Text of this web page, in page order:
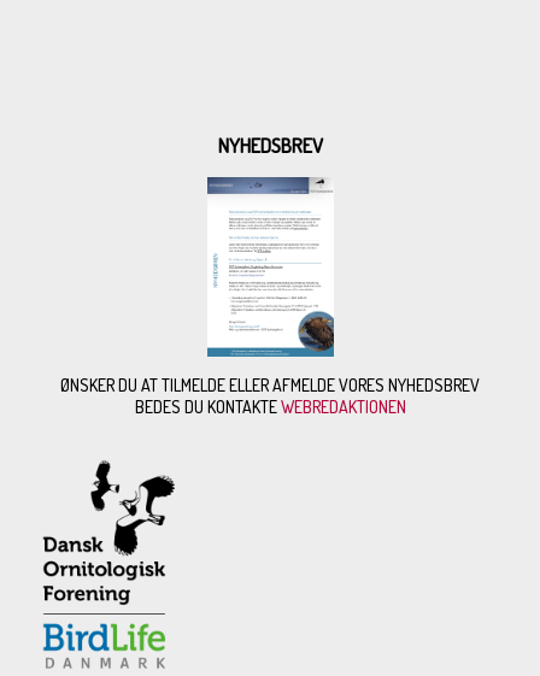
NYHEDSBREV
ØNSKER DU AT TILMELDE ELLER AFMELDE VORES NYHEDSBREV
BEDES DU KONTAKTEWEBREDAKTIONEN